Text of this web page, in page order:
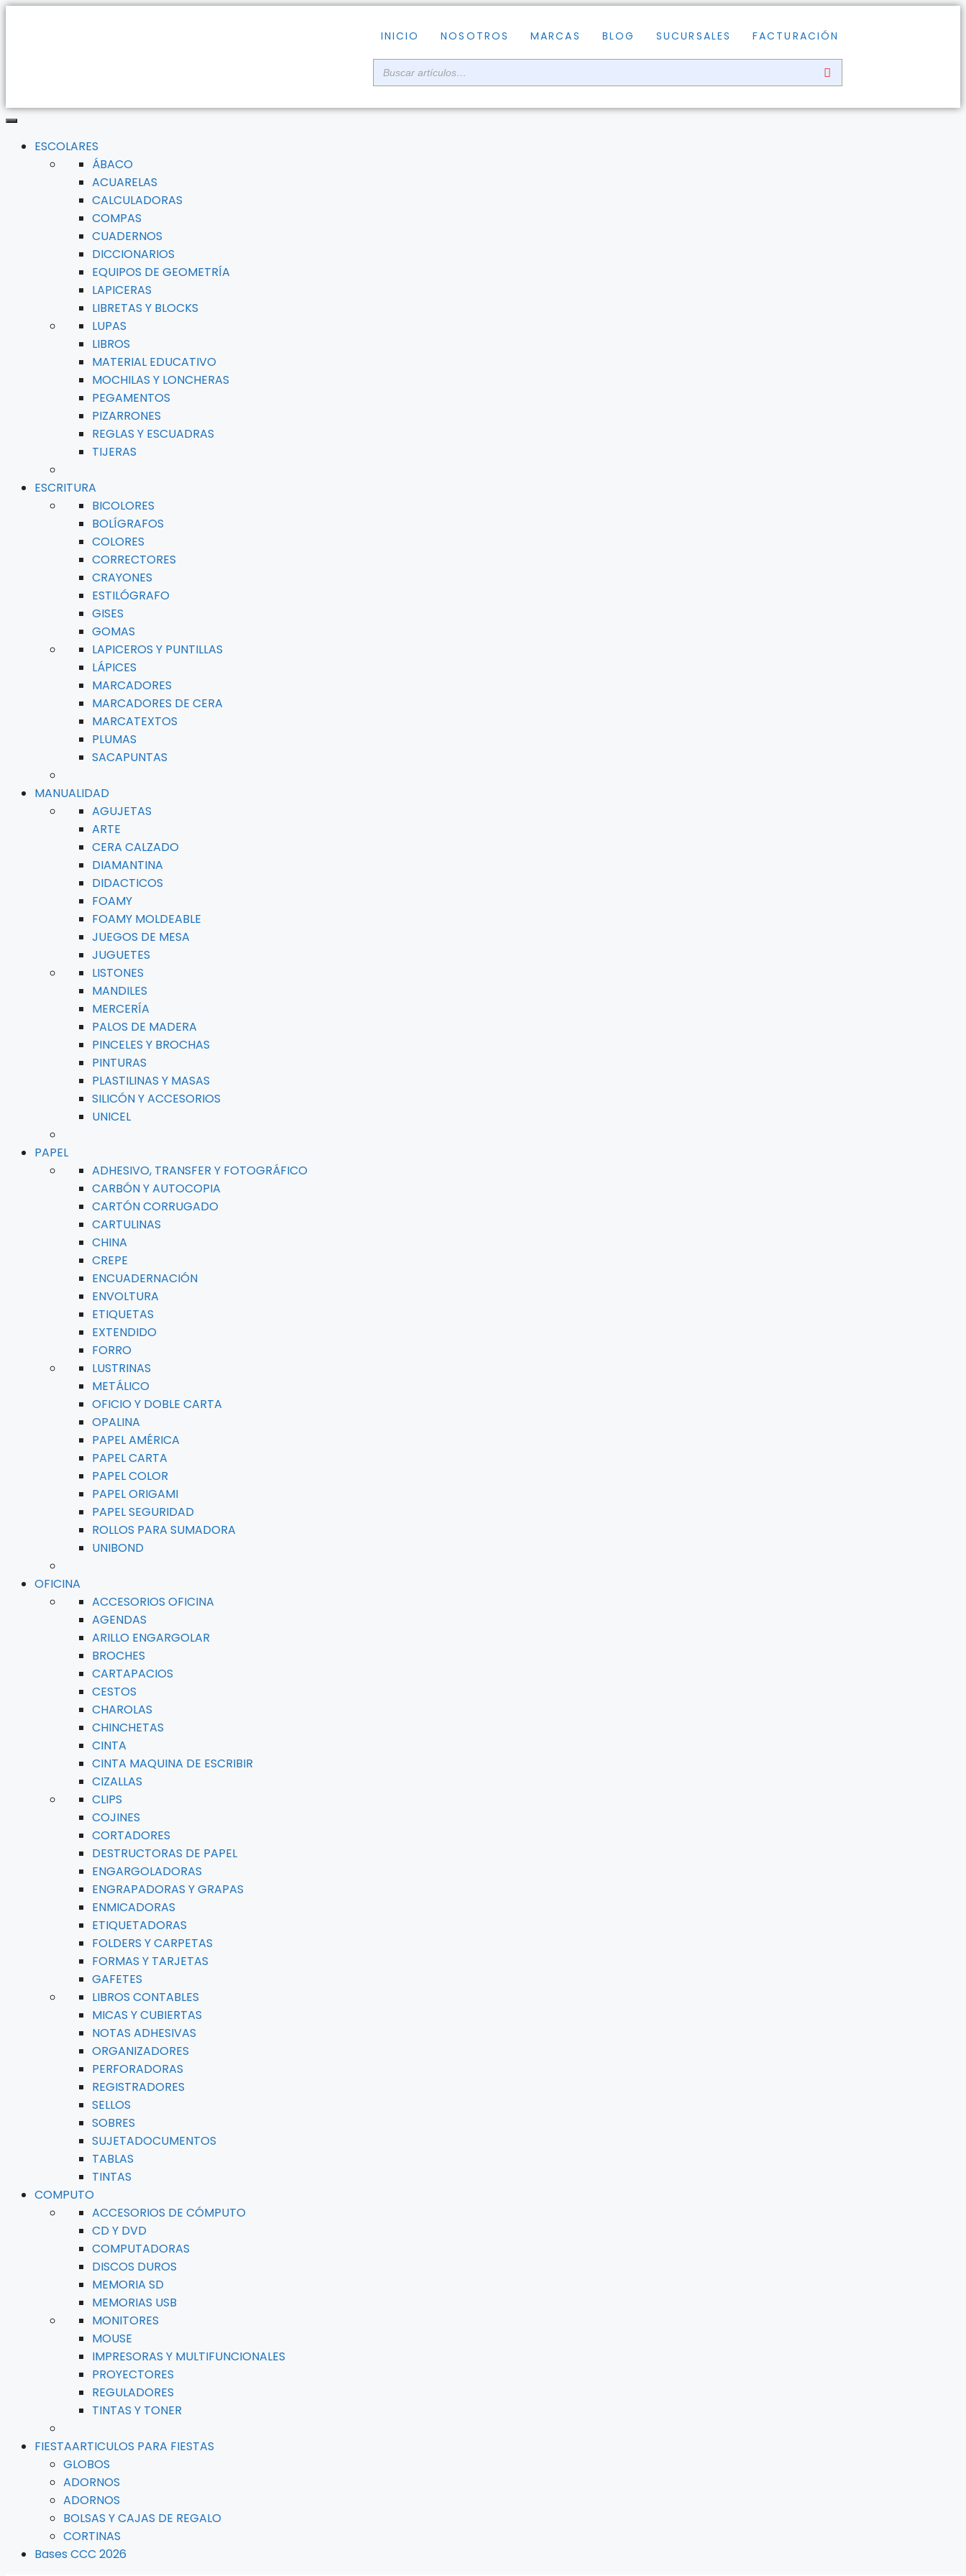
INICIO NOSOTROS MARCAS BLOG SUCURSALES FACTURACIÓN
ESCOLARES
ÁBACO
ACUARELAS
CALCULADORAS
COMPAS
CUADERNOS
DICCIONARIOS
EQUIPOS DE GEOMETRÍA
LAPICERAS
LIBRETAS Y BLOCKS
LUPAS
LIBROS
MATERIAL EDUCATIVO
MOCHILAS Y LONCHERAS
PEGAMENTOS
PIZARRONES
REGLAS Y ESCUADRAS
TIJERAS
ESCRITURA
BICOLORES
BOLÍGRAFOS
COLORES
CORRECTORES
CRAYONES
ESTILÓGRAFO
GISES
GOMAS
LAPICEROS Y PUNTILLAS
LÁPICES
MARCADORES
MARCADORES DE CERA
MARCATEXTOS
PLUMAS
SACAPUNTAS
MANUALIDAD
AGUJETAS
ARTE
CERA CALZADO
DIAMANTINA
DIDACTICOS
FOAMY
FOAMY MOLDEABLE
JUEGOS DE MESA
JUGUETES
LISTONES
MANDILES
MERCERÍA
PALOS DE MADERA
PINCELES Y BROCHAS
PINTURAS
PLASTILINAS Y MASAS
SILICÓN Y ACCESORIOS
UNICEL
PAPEL
ADHESIVO, TRANSFER Y FOTOGRÁFICO
CARBÓN Y AUTOCOPIA
CARTÓN CORRUGADO
CARTULINAS
CHINA
CREPE
ENCUADERNACIÓN
ENVOLTURA
ETIQUETAS
EXTENDIDO
FORRO
LUSTRINAS
METÁLICO
OFICIO Y DOBLE CARTA
OPALINA
PAPEL AMÉRICA
PAPEL CARTA
PAPEL COLOR
PAPEL ORIGAMI
PAPEL SEGURIDAD
ROLLOS PARA SUMADORA
UNIBOND
OFICINA
ACCESORIOS OFICINA
AGENDAS
ARILLO ENGARGOLAR
BROCHES
CARTAPACIOS
CESTOS
CHAROLAS
CHINCHETAS
CINTA
CINTA MAQUINA DE ESCRIBIR
CIZALLAS
CLIPS
COJINES
CORTADORES
DESTRUCTORAS DE PAPEL
ENGARGOLADORAS
ENGRAPADORAS Y GRAPAS
ENMICADORAS
ETIQUETADORAS
FOLDERS Y CARPETAS
FORMAS Y TARJETAS
GAFETES
LIBROS CONTABLES
MICAS Y CUBIERTAS
NOTAS ADHESIVAS
ORGANIZADORES
PERFORADORAS
REGISTRADORES
SELLOS
SOBRES
SUJETADOCUMENTOS
TABLAS
TINTAS
COMPUTO
ACCESORIOS DE CÓMPUTO
CD Y DVD
COMPUTADORAS
DISCOS DUROS
MEMORIA SD
MEMORIAS USB
MONITORES
MOUSE
IMPRESORAS Y MULTIFUNCIONALES
PROYECTORES
REGULADORES
TINTAS Y TONER
FIESTAARTICULOS PARA FIESTAS
GLOBOS
ADORNOS
ADORNOS
BOLSAS Y CAJAS DE REGALO
CORTINAS
Bases CCC 2026